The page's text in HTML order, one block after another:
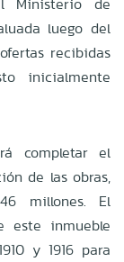
luego del
recibidas
inicialmente
completar el
de las obras,
millones. El
este inmueble
y 1916 para